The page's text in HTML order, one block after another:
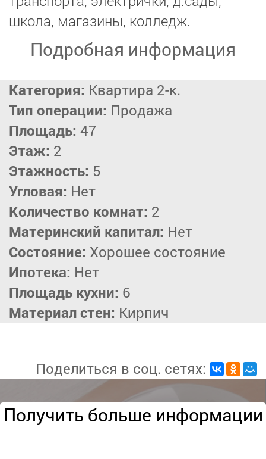
школа, магазины, колледж.
Подробная информация
Категория: Квартира 2-к.
Тип операции: Продажа
Площадь: 47
Этаж: 2
Этажность: 5
Угловая: Нет
Количество комнат: 2
Материнский капитал: Нет
Состояние: Хорошее состояние
Ипотека: Нет
Площадь кухни: 6
Материал стен: Кирпич
Поделиться в соц. сетях:
Получить больше информации